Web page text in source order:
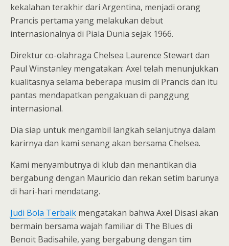
kekalahan terakhir dari Argentina, menjadi orang
Prancis pertama yang melakukan debut
internasionalnya di Piala Dunia sejak 1966.
Direktur co-olahraga Chelsea Laurence Stewart dan
Paul Winstanley mengatakan: Axel telah menunjukkan
kualitasnya selama beberapa musim di Prancis dan itu
pantas mendapatkan pengakuan di panggung
internasional.
Dia siap untuk mengambil langkah selanjutnya dalam
karirnya dan kami senang akan bersama Chelsea.
Kami menyambutnya di klub dan menantikan dia
bergabung dengan Mauricio dan rekan setim barunya
di hari-hari mendatang.
Judi Bola Terbaik mengatakan bahwa Axel Disasi akan
bermain bersama wajah familiar di The Blues di
Benoit Badisahile, yang bergabung dengan tim